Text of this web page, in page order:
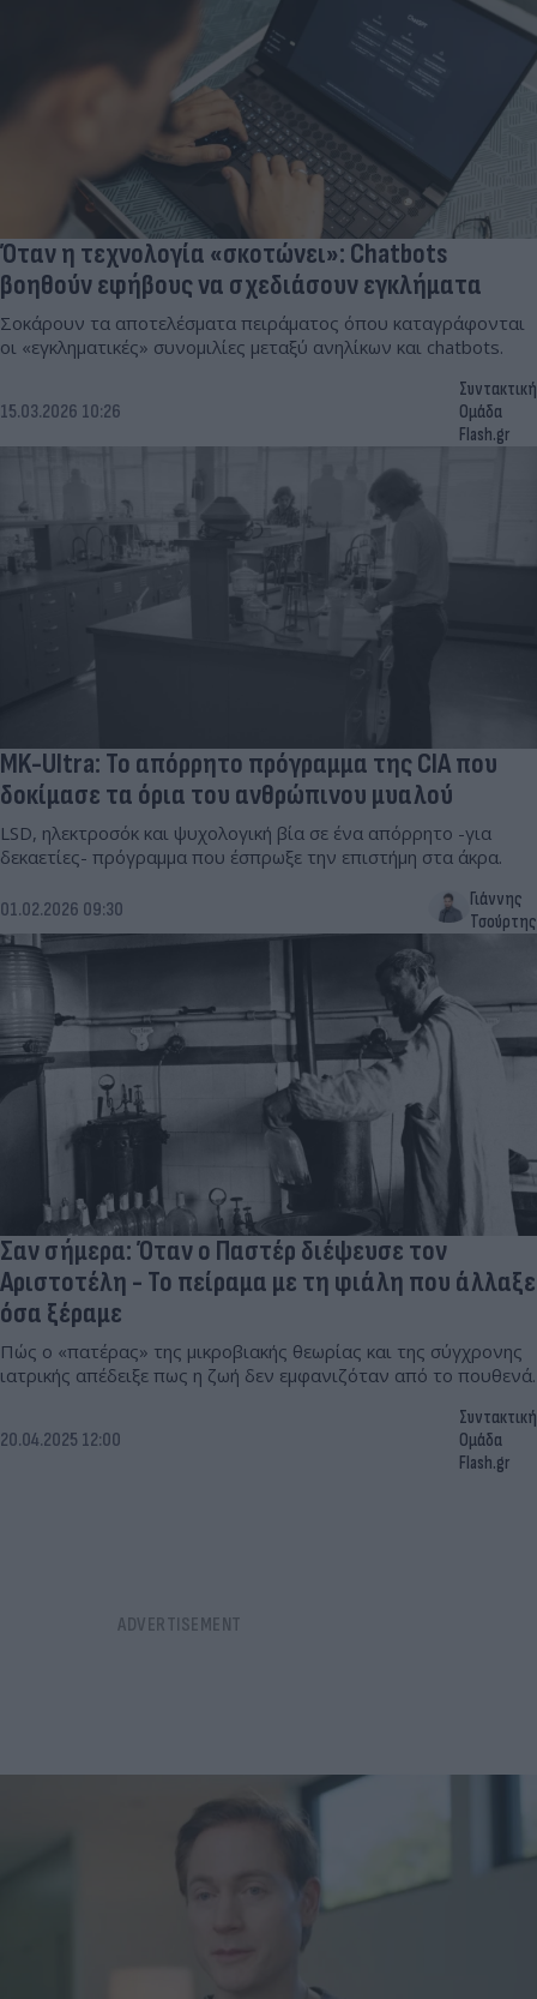
Όταν η τεχνολογία «σκοτώνει»: Chatbots
βοηθούν εφήβους να σχεδιάσουν εγκλήματα
Σοκάρουν τα αποτελέσματα πειράματος όπου καταγράφονται
οι «εγκληματικές» συνομιλίες μεταξύ ανηλίκων και chatbots.
15.03.2026 10:26
Συντακτική
Ομάδα
Flash.gr
MK-Ultra: Το απόρρητο πρόγραμμα της CIA που
δοκίμασε τα όρια του ανθρώπινου μυαλού
LSD, ηλεκτροσόκ και ψυχολογική βία σε ένα απόρρητο -για
δεκαετίες- πρόγραμμα που έσπρωξε την επιστήμη στα άκρα.
01.02.2026 09:30
Γιάννης
Τσούρτης
Σαν σήμερα: Όταν ο Παστέρ διέψευσε τον
Αριστοτέλη - Το πείραμα με τη φιάλη που άλλαξε
όσα ξέραμε
Πώς ο «πατέρας» της μικροβιακής θεωρίας και της σύγχρονης
ιατρικής απέδειξε πως η ζωή δεν εμφανιζόταν από το πουθενά.
20.04.2025 12:00
Συντακτική
Ομάδα
Flash.gr